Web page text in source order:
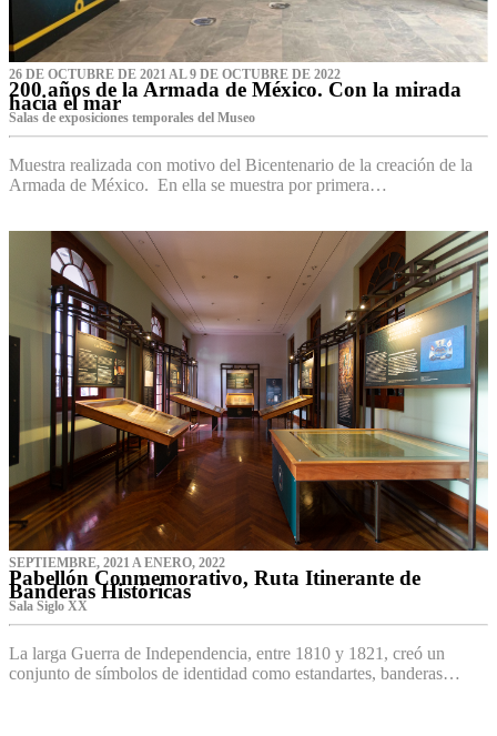
26 DE OCTUBRE DE 2021 AL 9 DE OCTUBRE DE 2022
200 años de la Armada de México. Con la mirada
hacia el mar
Salas de exposiciones temporales del Museo‌
Muestra realizada con motivo del Bicentenario de la creación de la
Armada de México. En ella se muestra por primera…
SEPTIEMBRE, 2021 A ENERO, 2022
Pabellón Conmemorativo, Ruta Itinerante de
Banderas Históricas
Sala Siglo XX
La larga Guerra de Independencia, entre 1810 y 1821, creó un
conjunto de símbolos de identidad como estandartes, banderas…